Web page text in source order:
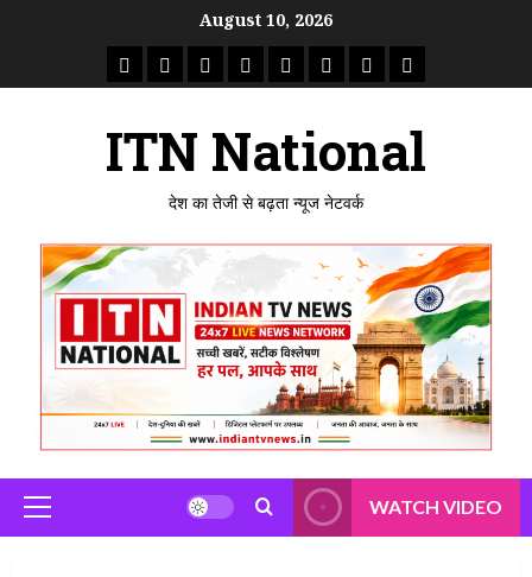
August 10, 2026
राष्ट्रीयताजा
उत्तर
मध्य
राजस्थान
पंजाब गुजरातमहाराष्ट्र
ITN National
देश का तेजी से बढ़ता न्यूज नेटवर्क
Primary
Menu
WATCH VIDEO